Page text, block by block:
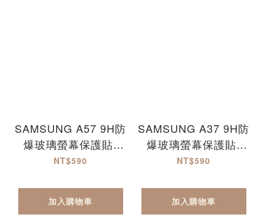
SAMSUNG A57 9H防
爆玻璃螢幕保護貼-
MQG
NT$590
加入購物車
SAMSUNG A37 9H防
爆玻璃螢幕保護貼-
MQG
NT$590
加入購物車